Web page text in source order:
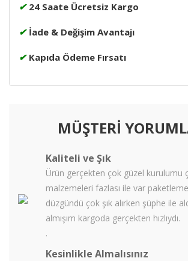
✔ 24 Saate Ücretsiz Kargo
✔ İade & Değişim Avantajı
✔ Kapıda Ödeme Fırsatı
MÜŞTERİ
Kaliteli ve Şık
Ürün gerçekten çok güzel kurulumu
malzemeleri fazlası ile var
düzgündü çok şık alırken şüphe ile
almışım kargoda gerçekten hızlıydı.
.
Kesinlikle Almalısınız